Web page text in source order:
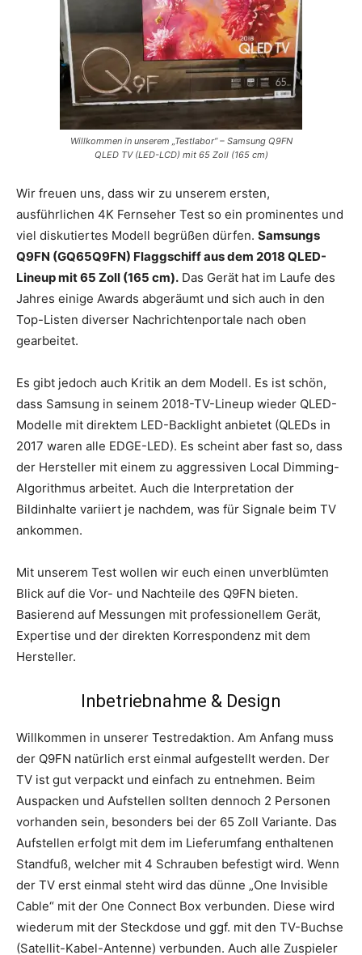
Willkommen in unserem „Testlabor“ – Samsung Q9FN
QLED TV (LED-LCD) mit 65 Zoll (165 cm)
Wir freuen uns, dass wir zu unserem ersten,
ausführlichen 4K Fernseher Test so ein prominentes und
viel diskutiertes Modell begrüßen dürfen. Samsungs
Q9FN (GQ65Q9FN) Flaggschiff aus dem 2018 QLED-
Lineup mit 65 Zoll (165 cm). Das Gerät hat im Laufe des
Jahres einige Awards abgeräumt und sich auch in den
Top-Listen diverser Nachrichtenportale nach oben
gearbeitet.
Es gibt jedoch auch Kritik an dem Modell. Es ist schön,
dass Samsung in seinem 2018-TV-Lineup wieder QLED-
Modelle mit direktem LED-Backlight anbietet (QLEDs in
2017 waren alle EDGE-LED). Es scheint aber fast so, dass
der Hersteller mit einem zu aggressiven Local Dimming-
Algorithmus arbeitet. Auch die Interpretation der
Bildinhalte variiert je nachdem, was für Signale beim TV
ankommen.
Mit unserem Test wollen wir euch einen unverblümten
Blick auf die Vor- und Nachteile des Q9FN bieten.
Basierend auf Messungen mit professionellem Gerät,
Expertise und der direkten Korrespondenz mit dem
Hersteller.
Inbetriebnahme & Design
Willkommen in unserer Testredaktion. Am Anfang muss
der Q9FN natürlich erst einmal aufgestellt werden. Der
TV ist gut verpackt und einfach zu entnehmen. Beim
Auspacken und Aufstellen sollten dennoch 2 Personen
vorhanden sein, besonders bei der 65 Zoll Variante. Das
Aufstellen erfolgt mit dem im Lieferumfang enthaltenen
Standfuß, welcher mit 4 Schrauben befestigt wird. Wenn
der TV erst einmal steht wird das dünne „One Invisible
Cable“ mit der One Connect Box verbunden. Diese wird
wiederum mit der Steckdose und ggf. mit den TV-Buchse
(Satellit-Kabel-Antenne) verbunden. Auch alle Zuspieler